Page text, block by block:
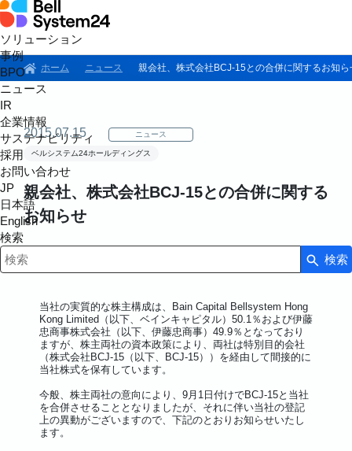
ソリューション
事例
BPO
ニュース
IR
企業情報
サステナビリティ
採用
お問い合わせ
JP
日本語
English
検索
検索キーワード入力
検索
ホーム ニュース 親会社、株式会社BCJ-15との合併に関するお知ら
2015.07.15 ニュース
ベルシステム24ホールディングス
親会社、株式会社BCJ-15との合併に関する
お知らせ
当社の実質的な株主構成は、Bain Capital Bellsystem Hong
Kong Limited（以下、ベインキャピタル）50.1％および伊藤
忠商事株式会社（以下、伊藤忠商事）49.9％となっており
ますが、株主両社の資本政策により、両社は特別目的会社
（株式会社BCJ-15（以下、BCJ-15））を経由して間接的に
当社株式を保有しています。
今般、株主両社の意向により、9月1日付けでBCJ-15と当社
を合併させることとなりましたが、それに伴い当社の登記
上の異動がございますので、下記のとおりお知らせいたし
ます。